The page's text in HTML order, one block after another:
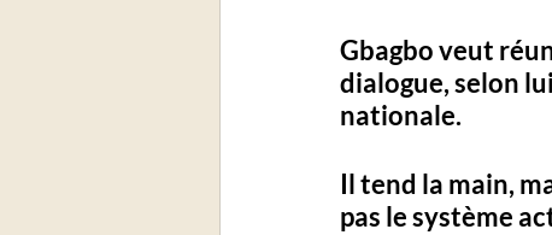
Gbagbo veut
dialogue, selon
nationale.
Il tend la main,
pas le système